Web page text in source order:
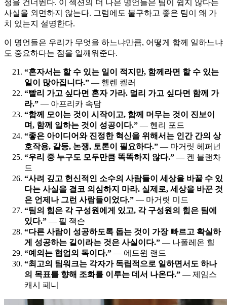
정을 건너뛴다. 이 섹션의 더 나은 명언들은 팀이 쉽지 않다는
사실을 외면하지 않는다. 그럼에도 불구하고 좋은 팀이 왜 가
치 있는지 설명한다.
이 명언들은 우리가 무엇을 하느냐만큼, 어떻게 함께 일하느냐
도 중요하다는 점을 일깨워준다.
“혼자서는 할 수 있는 일이 적지만, 함께라면 할 수 있는
일이 많아집니다.” — 헬렌 켈러
“빨리 가고 싶다면 혼자 가라. 멀리 가고 싶다면 함께 가
라.” — 아프리카 속담
“함께 모이는 것이 시작이고, 함께 머무는 것이 진보이
며, 함께 일하는 것이 성공이다.” — 헨리 포드
“좋은 아이디어와 진정한 혁신을 위해서는 인간 간의 상
호작용, 갈등, 논쟁, 토론이 필요하다.” — 마거릿 헤퍼넌
“우리 중 누구도 모두만큼 똑똑하지 않다.” — 켄 블랜차
드
“사려 깊고 헌신적인 소수의 사람들이 세상을 바꿀 수 있
다는 사실을 결코 의심하지 마라. 실제로, 세상을 바꾼 것
은 언제나 그런 사람들이었다.” — 마거릿 미드
“팀의 힘은 각 구성원에게 있고, 각 구성원의 힘은 팀에
있다.” — 필 잭슨
“다른 사람이 성공하도록 돕는 것이 가장 빠르고 확실하
게 성공하는 길이라는 것은 사실이다.” — 나폴레온 힐
“예의는 협업의 독이다.” — 에드윈 랜드
“최고의 팀워크는 각자가 독립적으로 일하면서도 하나
의 목표를 향해 조화를 이루는 데서 나온다.” — 제임스
캐시 페니